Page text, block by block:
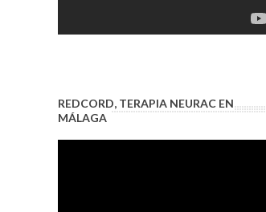
REDCORD, TERAPIA NEURAC EN
MÁLAGA